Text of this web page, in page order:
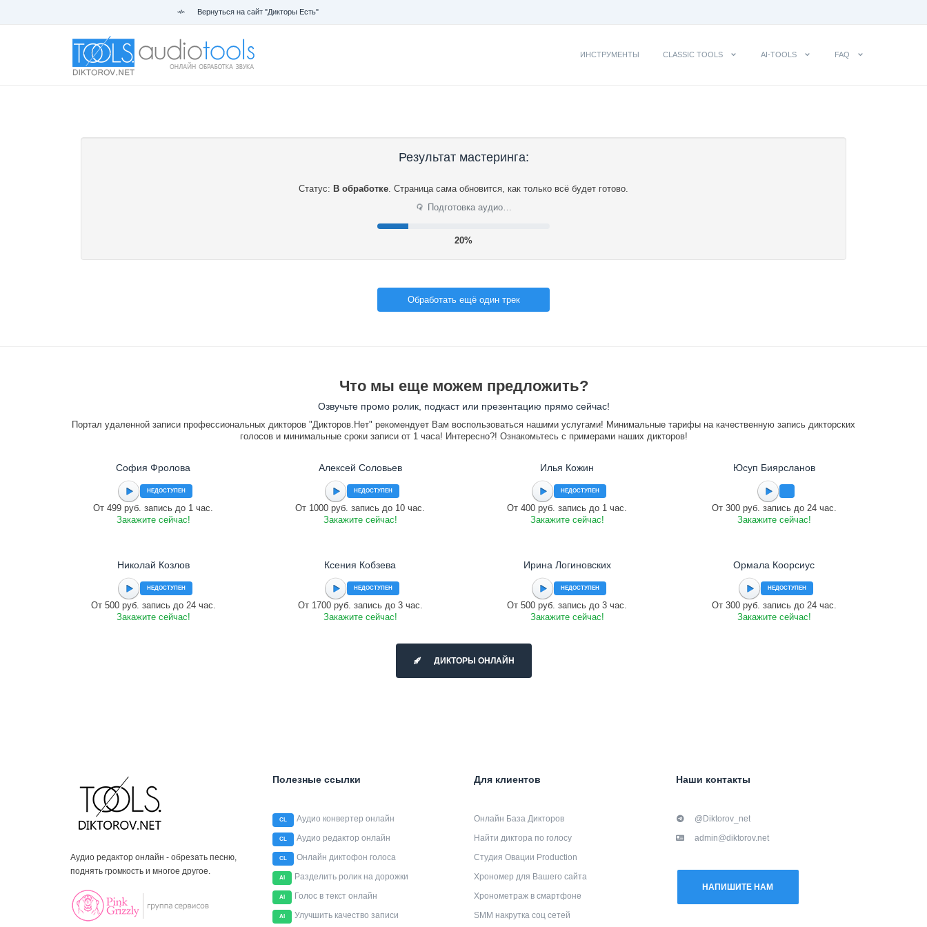
Вернуться на сайт "Дикторы Есть"
ИНСТРУМЕНТЫ CLASSIC TOOLS AI-TOOLS FAQ
Результат мастеринга:
Статус: В обработке. Страница сама обновится, как только всё будет готово.
⟳ Подготовка аудио…
21%
Обработать ещё один трек
Что мы еще можем предложить?
Озвучьте промо ролик, подкаст или презентацию прямо сейчас!
Портал удаленной записи профессиональных дикторов "Дикторов.Нет" рекомендует Вам воспользоваться нашими услугами! Минимальные тарифы на качественную запись дикторских
голосов и минимальные сроки записи от 1 часа! Интересно?! Ознакомьтесь с примерами наших дикторов!
София Фролова
НЕДОСТУПЕН
От 499 руб. запись до 1 час.
Закажите сейчас!
Алексей Соловьев
НЕДОСТУПЕН
От 1000 руб. запись до 10 час.
Закажите сейчас!
Илья Кожин
НЕДОСТУПЕН
От 400 руб. запись до 1 час.
Закажите сейчас!
Юсуп Биярсланов
От 300 руб. запись до 24 час.
Закажите сейчас!
Николай Козлов
НЕДОСТУПЕН
От 500 руб. запись до 24 час.
Закажите сейчас!
Ксения Кобзева
НЕДОСТУПЕН
От 1700 руб. запись до 3 час.
Закажите сейчас!
Ирина Логиновских
НЕДОСТУПЕН
От 500 руб. запись до 3 час.
Закажите сейчас!
Ормала Коорсиус
НЕДОСТУПЕН
От 300 руб. запись до 24 час.
Закажите сейчас!
ДИКТОРЫ ОНЛАЙН
Аудио редактор онлайн - обрезать песню,
поднять громкость и многое другое.
Полезные ссылки
CL Аудио конвертер онлайн
CL Аудио редактор онлайн
CL Онлайн диктофон голоса
AI Разделить ролик на дорожки
AI Голос в текст онлайн
AI Улучшить качество записи
Для клиентов
Онлайн База Дикторов
Найти диктора по голосу
Студия Овации Production
Хрономер для Вашего сайта
Хронометраж в смартфоне
SMM накрутка соц сетей
Наши контакты
@Diktorov_net
admin@diktorov.net
НАПИШИТЕ НАМ